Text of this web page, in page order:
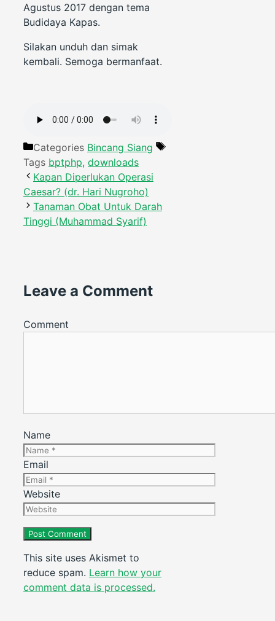
Agustus 2017 dengan tema
Budidaya Kapas.
Silakan unduh dan simak
kembali. Semoga bermanfaat.
Categories Bincang Siang
Tags bptphp, downloads
Kapan Diperlukan Operasi
Caesar? (dr. Hari Nugroho)
Tanaman Obat Untuk Darah
Tinggi (Muhammad Syarif)
Leave a Comment
Comment
Name
Email
Website
This site uses Akismet to
reduce spam. Learn how your
comment data is processed.